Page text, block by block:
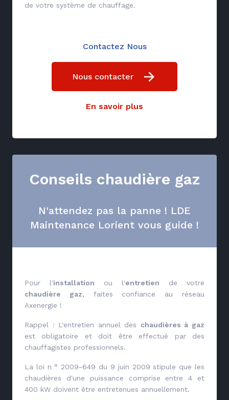
de votre système de chauffage.
Contactez Nous
Nous contacter
En savoir plus
Conseils chaudière gaz
N'attendez pas la panne ! LDE
Maintenance Lorient vous guide !
Pour l'installation ou l'entretien de votre
chaudière gaz, faites confiance au réseau
Axenergie !
Rappel : L'entretien annuel des chaudières à gaz
est obligatoire et doit être effectué par des
chauffagistes professionnels.
La loi n ° 2009-649 du 9 juin 2009 stipule que les
chaudières d'une puissance comprise entre 4 et
400 kW doivent être entretenues annuellement.